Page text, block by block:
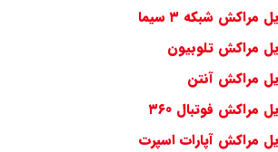
شبکه ۳ سیما
مراکش تلوبیون
مراکش آنتن
فوتبال ۳۶۰
مراکش آپارات اسپرت